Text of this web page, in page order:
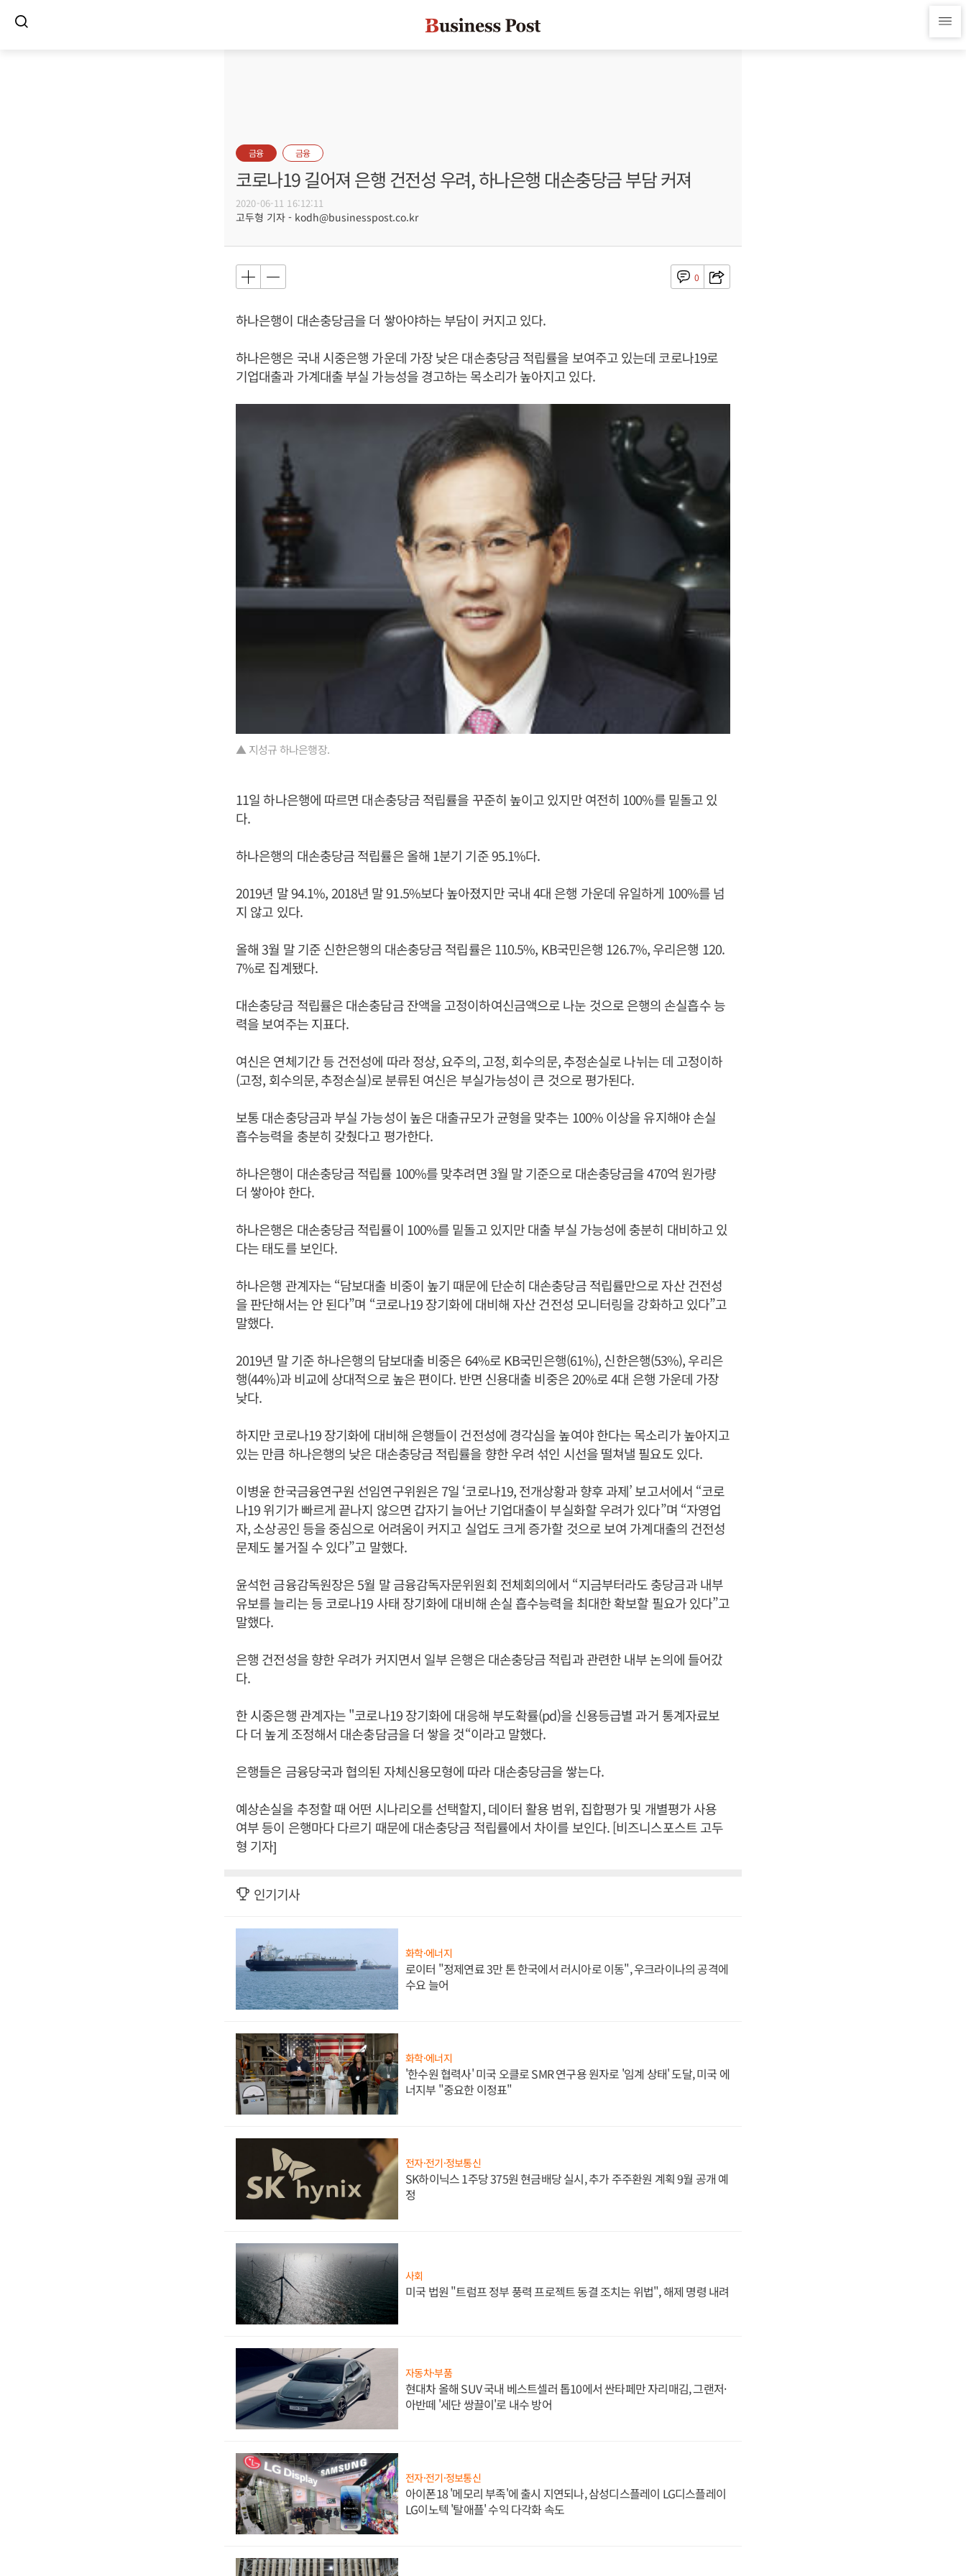
금융 금융
코로나19 길어져 은행 건전성 우려, 하나은행 대손충당금 부담 커져
2020-06-11 16:12:11
고두형 기자 - kodh@businesspost.co.kr
0
하나은행이 대손충당금을 더 쌓아야하는 부담이 커지고 있다.
하나은행은 국내 시중은행 가운데 가장 낮은 대손충당금 적립률을 보여주고 있는데 코로나19로
기업대출과 가계대출 부실 가능성을 경고하는 목소리가 높아지고 있다.
▲ 지성규 하나은행장.
11일 하나은행에 따르면 대손충당금 적립률을 꾸준히 높이고 있지만 여전히 100%를 밑돌고 있
다.
하나은행의 대손충당금 적립률은 올해 1분기 기준 95.1%다.
2019년 말 94.1%, 2018년 말 91.5%보다 높아졌지만 국내 4대 은행 가운데 유일하게 100%를 넘
지 않고 있다.
올해 3월 말 기준 신한은행의 대손충당금 적립률은 110.5%, KB국민은행 126.7%, 우리은행 120.
7%로 집계됐다.
대손충당금 적립률은 대손충담금 잔액을 고정이하여신금액으로 나눈 것으로 은행의 손실흡수 능
력을 보여주는 지표다.
여신은 연체기간 등 건전성에 따라 정상, 요주의, 고정, 회수의문, 추정손실로 나뉘는 데 고정이하
(고정, 회수의문, 추정손실)로 분류된 여신은 부실가능성이 큰 것으로 평가된다.
보통 대손충당금과 부실 가능성이 높은 대출규모가 균형을 맞추는 100% 이상을 유지해야 손실
흡수능력을 충분히 갖췄다고 평가한다.
하나은행이 대손충당금 적립률 100%를 맞추려면 3월 말 기준으로 대손충당금을 470억 원가량
더 쌓아야 한다.
하나은행은 대손충당금 적립률이 100%를 밑돌고 있지만 대출 부실 가능성에 충분히 대비하고 있
다는 태도를 보인다.
하나은행 관계자는 “담보대출 비중이 높기 때문에 단순히 대손충당금 적립률만으로 자산 건전성
을 판단해서는 안 된다”며 “코로나19 장기화에 대비해 자산 건전성 모니터링을 강화하고 있다”고
말했다.
2019년 말 기준 하나은행의 담보대출 비중은 64%로 KB국민은행(61%), 신한은행(53%), 우리은
행(44%)과 비교에 상대적으로 높은 편이다. 반면 신용대출 비중은 20%로 4대 은행 가운데 가장
낮다.
하지만 코로나19 장기화에 대비해 은행들이 건전성에 경각심을 높여야 한다는 목소리가 높아지고
있는 만큼 하나은행의 낮은 대손충당금 적립률을 향한 우려 섞인 시선을 떨쳐낼 필요도 있다.
이병윤 한국금융연구원 선임연구위원은 7일 ‘코로나19, 전개상황과 향후 과제’ 보고서에서 “코로
나19 위기가 빠르게 끝나지 않으면 갑자기 늘어난 기업대출이 부실화할 우려가 있다”며 “자영업
자, 소상공인 등을 중심으로 어려움이 커지고 실업도 크게 증가할 것으로 보여 가계대출의 건전성
문제도 불거질 수 있다”고 말했다.
윤석헌 금융감독원장은 5월 말 금융감독자문위원회 전체회의에서 “지금부터라도 충당금과 내부
유보를 늘리는 등 코로나19 사태 장기화에 대비해 손실 흡수능력을 최대한 확보할 필요가 있다”고
말했다.
은행 건전성을 향한 우려가 커지면서 일부 은행은 대손충당금 적립과 관련한 내부 논의에 들어갔
다.
한 시중은행 관계자는 "코로나19 장기화에 대응해 부도확률(pd)을 신용등급별 과거 통계자료보
다 더 높게 조정해서 대손충담금을 더 쌓을 것“이라고 말했다.
은행들은 금융당국과 협의된 자체신용모형에 따라 대손충당금을 쌓는다.
예상손실을 추정할 때 어떤 시나리오를 선택할지, 데이터 활용 범위, 집합평가 및 개별평가 사용
여부 등이 은행마다 다르기 때문에 대손충당금 적립률에서 차이를 보인다. [비즈니스포스트 고두
형 기자]
인기기사
화학·에너지
로이터 "정제연료 3만 톤 한국에서 러시아로 이동", 우크라이나의 공격에
수요 늘어
화학·에너지
'한수원 협력사' 미국 오클로 SMR 연구용 원자로 '임계 상태' 도달, 미국 에
너지부 "중요한 이정표"
전자·전기·정보통신
SK하이닉스 1주당 375원 현금배당 실시, 추가 주주환원 계획 9월 공개 예
정
사회
미국 법원 "트럼프 정부 풍력 프로젝트 동결 조치는 위법", 해제 명령 내려
자동차·부품
현대차 올해 SUV 국내 베스트셀러 톱10에서 싼타페만 자리매김, 그랜저·
아반떼 '세단 쌍끌이'로 내수 방어
전자·전기·정보통신
아이폰18 '메모리 부족'에 출시 지연되나, 삼성디스플레이 LG디스플레이
LG이노텍 '탈애플' 수익 다각화 속도